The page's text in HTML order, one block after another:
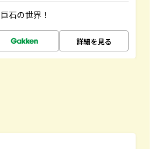
石の世界！
詳細を見る